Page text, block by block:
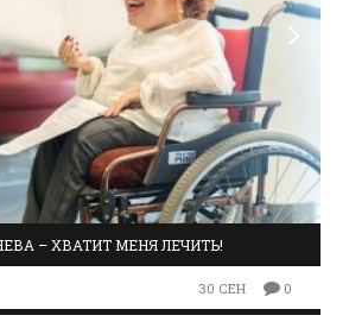
– ХВАТИТ МЕНЯ ЛЕЧИТЬ!
30 СЕН 0